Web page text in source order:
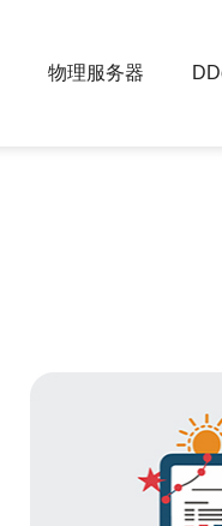
物理服务器